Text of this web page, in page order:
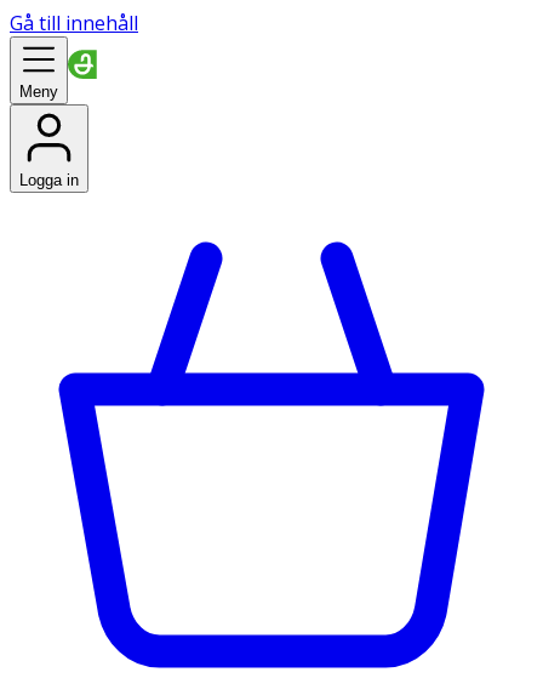
Gå till innehåll
Meny
Logga in